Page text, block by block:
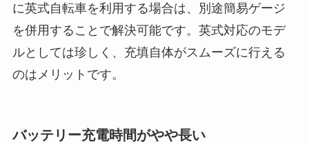
に英式自転車を利用する場合は、別途簡易ゲージ
を併用することで解決可能です。英式対応のモデ
ルとしては珍しく、充填自体がスムーズに行える
のはメリットです。
バッテリー充電時間がやや長い